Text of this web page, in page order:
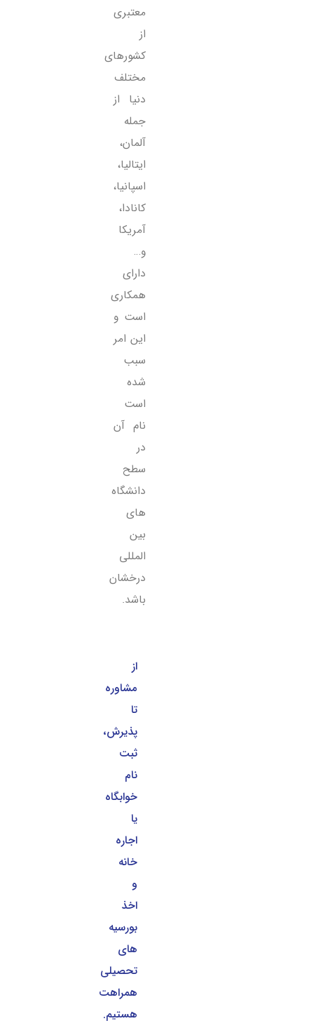
معتبری
از
کشورهای
مختلف
دنیا از
جمله
آلمان،
ایتالیا،
اسپانیا،
کانادا،
آمریکا
و…
دارای
همکاری
است و
این امر
سبب
شده
است
نام آن
در
سطح
دانشگاه
های
بین
المللی
درخشان
باشد.
از
مشاوره
تا
پذیرش،
ثبت
نام
خوابگاه
یا
اجاره
خانه
و
اخذ
بورسیه
های
تحصیلی
همراهت
هستیم.